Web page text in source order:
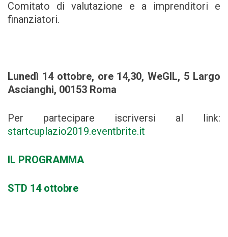
Comitato di valutazione e a imprenditori e
finanziatori.
Lunedì 14 ottobre, ore 14,30, WeGIL, 5 Largo
Ascianghi, 00153 Roma
Per partecipare iscriversi al link:
startcuplazio2019.eventbrite.it
IL PROGRAMMA
STD 14 ottobre